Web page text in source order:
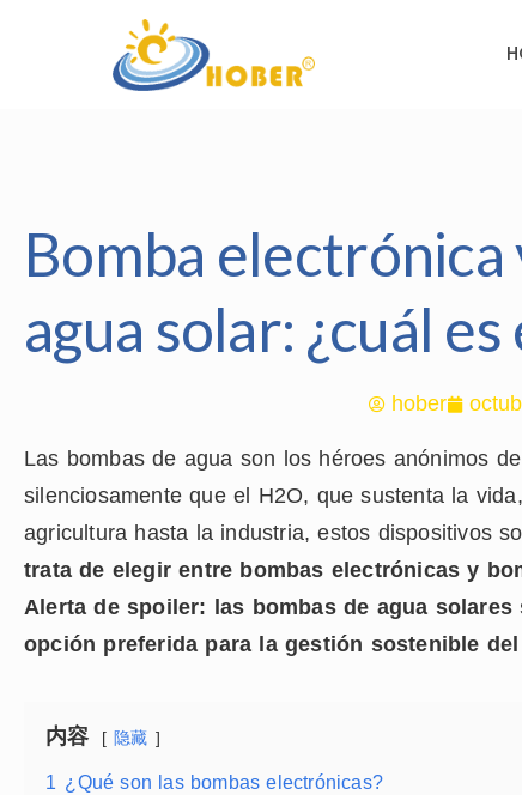
Bomba electrónica
agua solar: ¿cuál
hober
Las bombas de agua son los héroes anónimos
silenciosamente que el H2O, que sustenta la
agricultura hasta la industria, estos dispositivos
trata de elegir entre bombas electrónicas y
Alerta de spoiler: las bombas de agua
opción preferida para la gestión sostenible del
内容 隐藏
1 ¿Qué son las bombas electrónicas?